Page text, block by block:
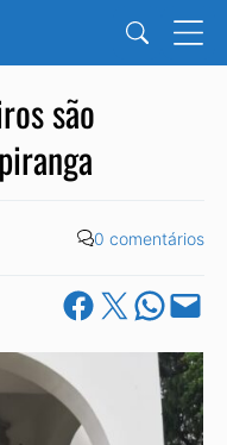
são
0 comentários
Share on Facebook
Share on X Share on
Email this